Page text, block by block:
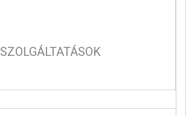
SZOLGÁLTATÁSOK